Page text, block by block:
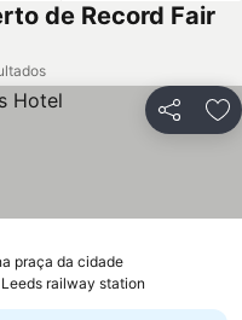
de Record Fair
Partilhar
praça da cidade
railway station